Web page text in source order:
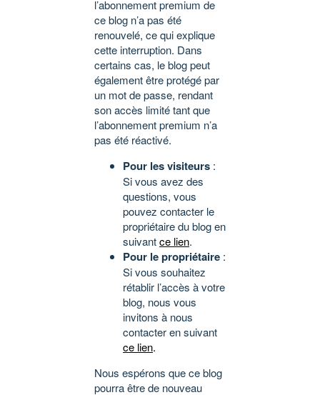
l’abonnement premium de
ce blog n’a pas été
renouvelé, ce qui explique
cette interruption. Dans
certains cas, le blog peut
également être protégé par
un mot de passe, rendant
son accès limité tant que
l’abonnement premium n’a
pas été réactivé.
Pour les visiteurs :
Si vous avez des
questions, vous
pouvez contacter le
propriétaire du blog en
suivantce lien.
Pour le propriétaire :
Si vous souhaitez
rétablir l’accès à votre
blog, nous vous
invitons à nous
contacter en suivant
ce lien.
Nous espérons que ce blog
pourra être de nouveau